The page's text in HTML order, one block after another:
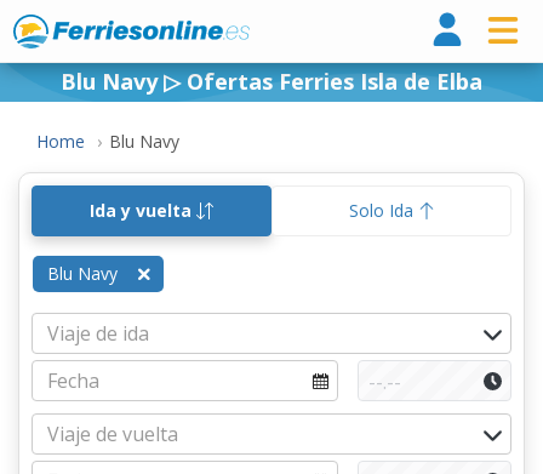
Blu Navy ▷ Ofertas Ferries Isla de Elba
Home Blu Navy
Ida y vuelta Solo Ida
Blu Navy